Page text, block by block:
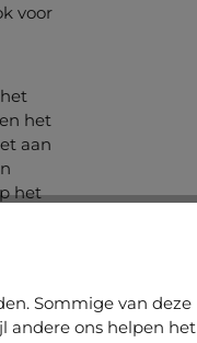
voor
het
aan
het
Sommige van deze
andere ons helpen het